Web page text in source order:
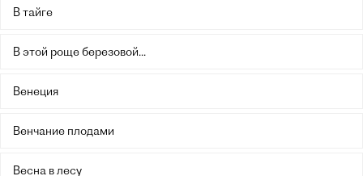
В тайге
В этой роще березовой...
Венеция
Венчание плодами
Весна в лесу